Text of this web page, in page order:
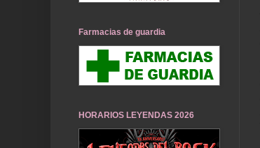
Farmacias de guardia
HORARIOS LEYENDAS 2026